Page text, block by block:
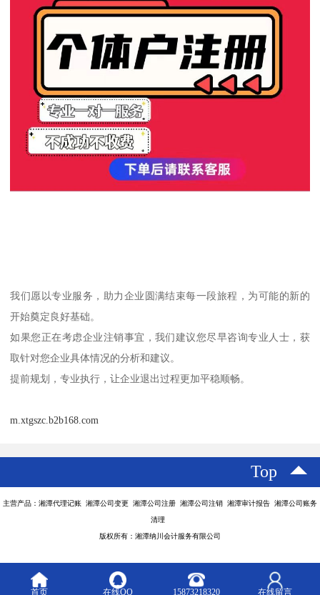
我们愿以专业服务，助力企业圆满结束每一段旅程，为可能的新的
开始奠定良好基础。
如果您正在考虑企业注销事宜，我们建议您尽早咨询专业人士，获
取针对您企业具体情况的分析和建议。
提前规划，专业执行，让企业退出过程更加平稳顺畅。
m.xtgszc.b2b168.com
Top
主营产品：湘潭代理记账 湘潭公司变更 湘潭公司注册 湘潭公司注销 湘潭审计报告 湘潭公司账务
清理
版权所有：湘潭纳川会计服务有限公司
首页 在线QQ 15873218320 在线留言